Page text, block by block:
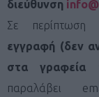
διεύθυνση
Σε περίπτωση
εγγραφή (δεν
στα γραφεία
παραλάβει